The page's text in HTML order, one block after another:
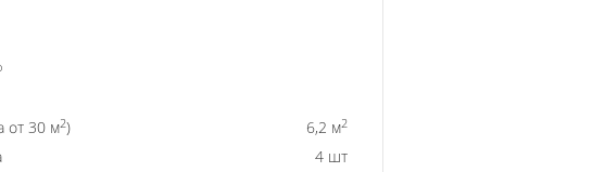
от 30 м2) 6,2 м2
4 шт